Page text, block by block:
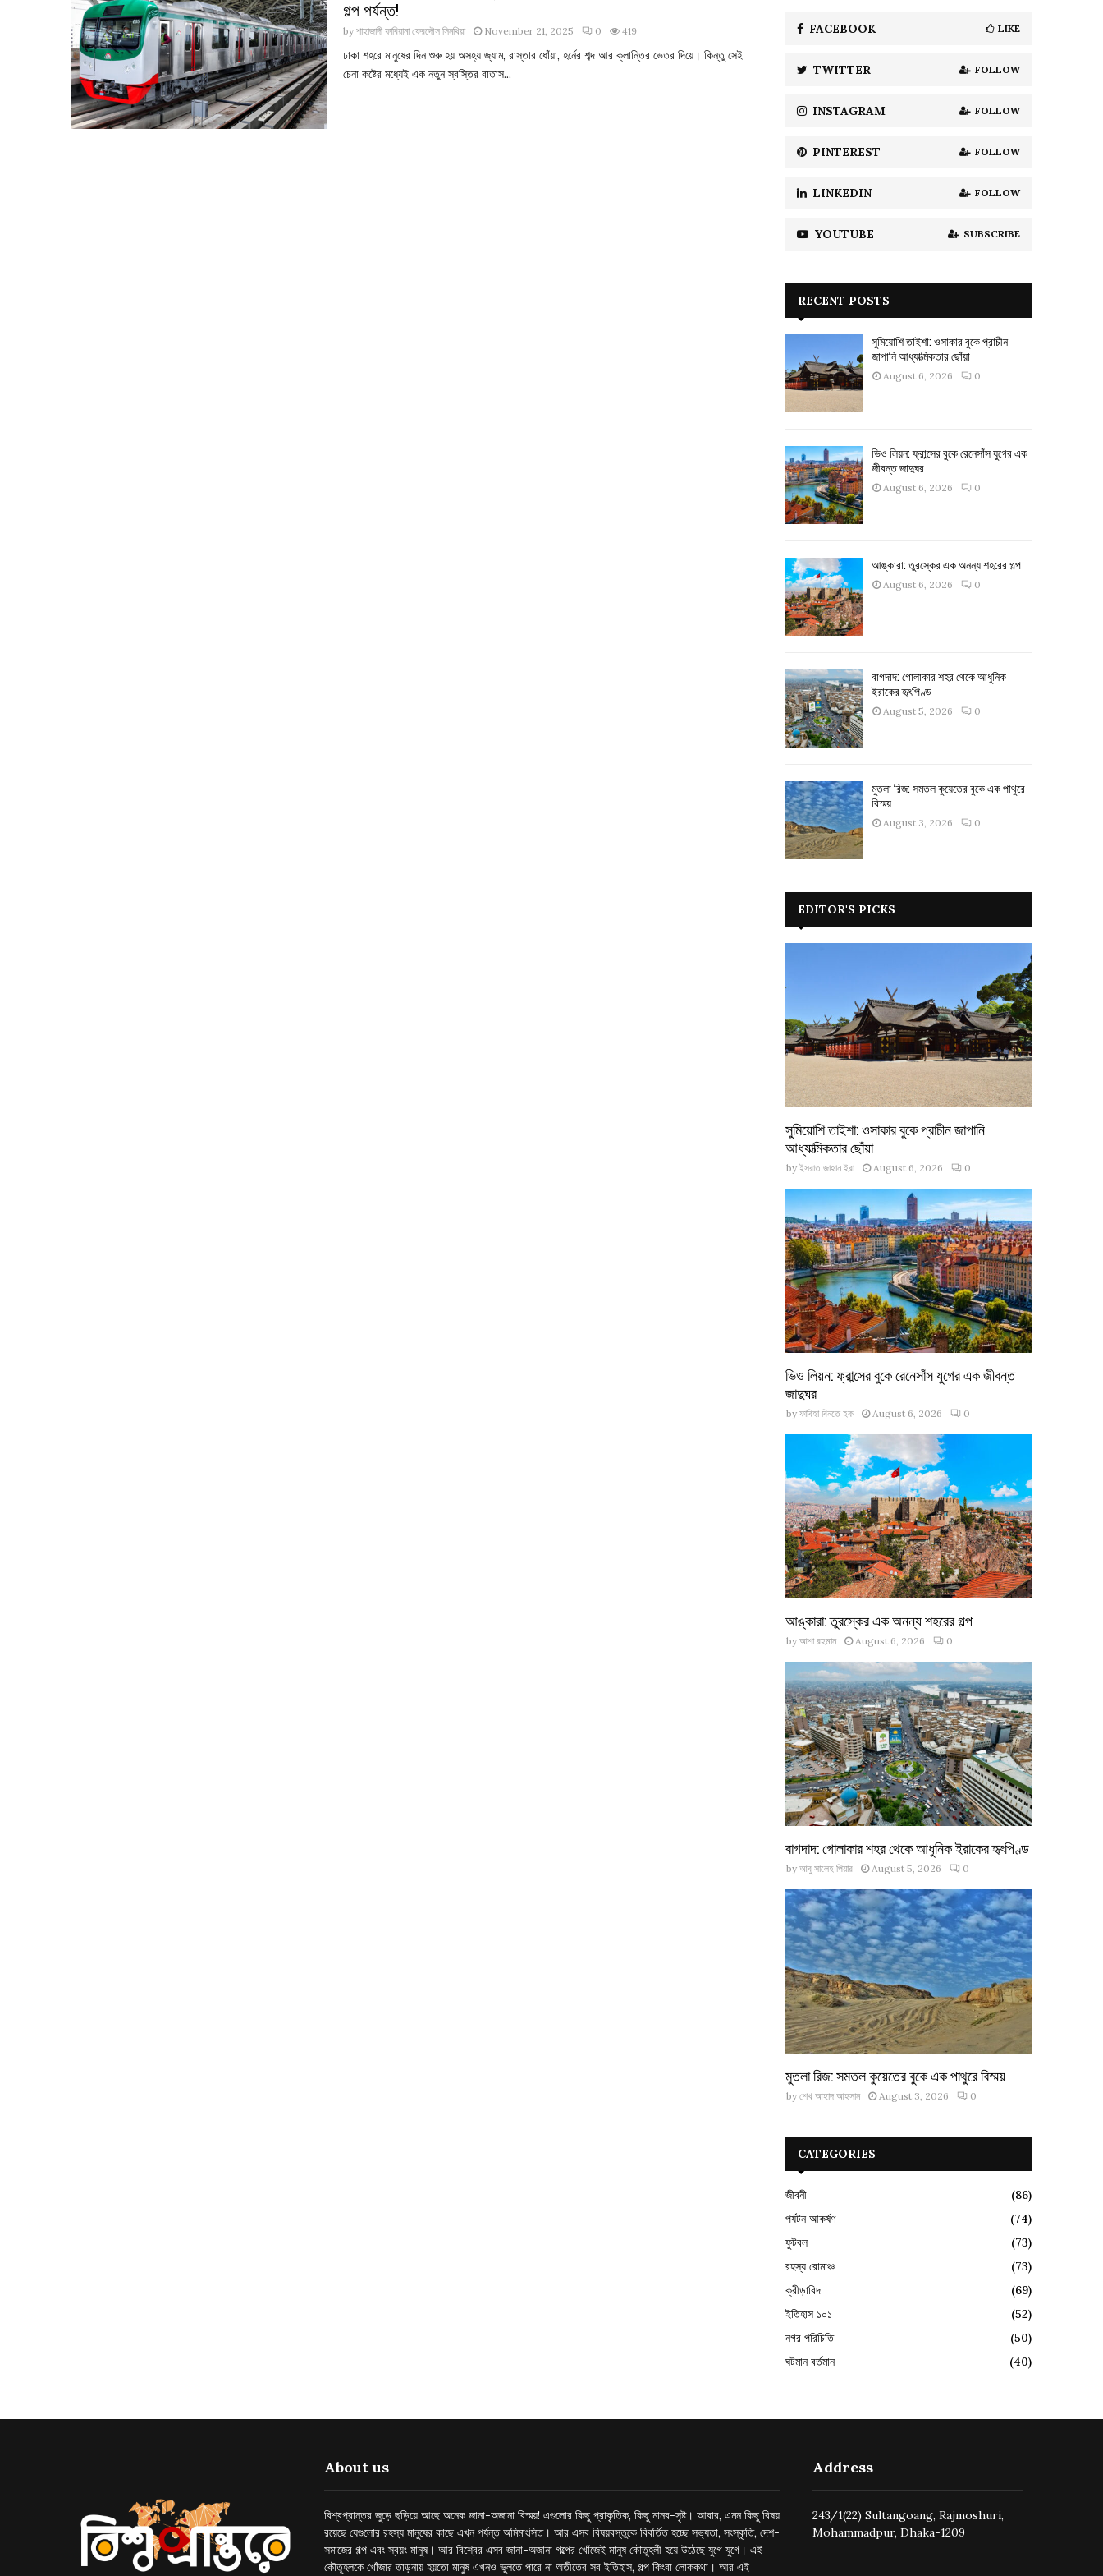
গল্প পর্যন্ত!
byশাহাজাদী ফাবিয়ানা ফেরদৌস সিনথিয়া November 21, 2025 0 419
ঢাকা শহরে মানুষের দিন শুরু হয় অসহ্য জ্যাম, রাস্তার ধোঁয়া, হর্নের শব্দ আর ক্লান্তির ভেতর দিয়ে। কিন্তু সেই
চেনা কষ্টের মধ্যেই এক নতুন স্বস্তির বাতাস...
C
H
FACEBOOK LIKE
TWITTER FOLLOW
INSTAGRAM FOLLOW
PINTEREST FOLLOW
LINKEDIN FOLLOW
YOUTUBE SUBSCRIBE
RECENT POSTS
সুমিয়োশি তাইশা: ওসাকার বুকে প্রাচীন
জাপানি আধ্যাত্মিকতার ছোঁয়া
August 6, 2026 0
ভিও লিয়ন: ফ্রান্সের বুকে রেনেসাঁস যুগের এক
জীবন্ত জাদুঘর
August 6, 2026 0
আঙ্কারা: তুরস্কের এক অনন্য শহরের গল্প
August 6, 2026 0
বাগদাদ: গোলাকার শহর থেকে আধুনিক
ইরাকের হৃৎপিণ্ড
August 5, 2026 0
মুতলা রিজ: সমতল কুয়েতের বুকে এক পাথুরে
বিস্ময়
August 3, 2026 0
EDITOR'S PICKS
সুমিয়োশি তাইশা: ওসাকার বুকে প্রাচীন জাপানি
আধ্যাত্মিকতার ছোঁয়া
by ইসরাত জাহান ইরা August 6, 2026 0
ভিও লিয়ন: ফ্রান্সের বুকে রেনেসাঁস যুগের এক জীবন্ত
জাদুঘর
by ফাবিহা বিনতে হক August 6, 2026 0
আঙ্কারা: তুরস্কের এক অনন্য শহরের গল্প
by আশা রহমান August 6, 2026 0
বাগদাদ: গোলাকার শহর থেকে আধুনিক ইরাকের হৃৎপিণ্ড
by আবু সালেহ পিয়ার August 5, 2026 0
মুতলা রিজ: সমতল কুয়েতের বুকে এক পাথুরে বিস্ময়
by শেখ আহাদ আহসান August 3, 2026 0
CATEGORIES
জীবনী
(86)
পর্যটন আকর্ষণ
(74)
ফুটবল
(73)
রহস্য রোমাঞ্চ
(73)
ক্রীড়াবিদ
(69)
ইতিহাস ১০১
(52)
নগর পরিচিতি
(50)
ঘটমান বর্তমান
(40)
About us
বিশ্বপ্রান্তর জুড়ে ছড়িয়ে আছে অনেক জানা-অজানা বিস্ময়! এগুলোর কিছু প্রাকৃতিক, কিছু মানব-সৃষ্ট। আবার, এমন কিছু বিষয়
রয়েছে যেগুলোর রহস্য মানুষের কাছে এখন পর্যন্ত অমিমাংসিত। আর এসব বিষয়বস্তুকে বিবর্তিত হচ্ছে সভ্যতা, সংস্কৃতি, দেশ-
সমাজের গল্প এবং স্বয়ং মানুষ। আর বিশ্বের এসব জানা-অজানা গল্পের খোঁজেই মানুষ কৌতূহলী হয়ে উঠেছে যুগে যুগে। এই
কৌতূহলকে খোঁজার তাড়নায় হয়তো মানুষ এখনও ভুলতে পারে না অতীতের সব ইতিহাস, গল্প কিংবা লোককথা। আর এই
Address
243/1(22) Sultangoang, Rajmoshuri,
Mohammadpur, Dhaka-1209